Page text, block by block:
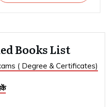
Books List
( Degree & Certificates)